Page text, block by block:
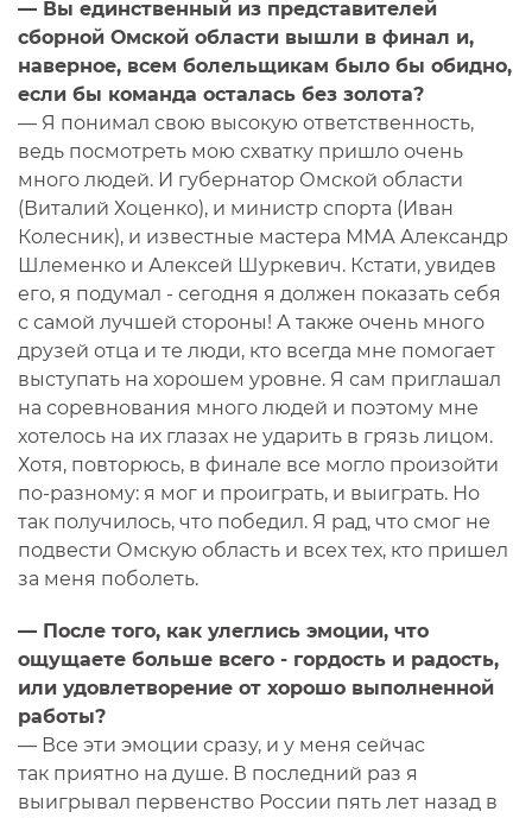
— Вы единственный из представителей
сборной Омской области вышли в финал и,
наверное, всем болельщикам было бы обидно,
если бы команда осталась без золота?
— Я понимал свою высокую ответственность,
ведь посмотреть мою схватку пришло очень
много людей. И губернатор Омской области
(Виталий Хоценко), и министр спорта (Иван
Колесник), и известные мастера ММА Александр
Шлеменко и Алексей Шуркевич. Кстати, увидев
его, я подумал - сегодня я должен показать себя
с самой лучшей стороны! А также очень много
друзей отца и те люди, кто всегда мне помогает
выступать на хорошем уровне. Я сам приглашал
на соревнования много людей и поэтому мне
хотелось на их глазах не ударить в грязь лицом.
Хотя, повторюсь, в финале все могло произойти
по-разному: я мог и проиграть, и выиграть. Но
так получилось, что победил. Я рад, что смог не
подвести Омскую область и всех тех, кто пришел
за меня поболеть.
— После того, как улеглись эмоции, что
ощущаете больше всего - гордость и радость,
или удовлетворение от хорошо выполненной
работы?
— Все эти эмоции сразу, и у меня сейчас
так приятно на душе. В последний раз я
выигрывал первенство России пять лет назад в